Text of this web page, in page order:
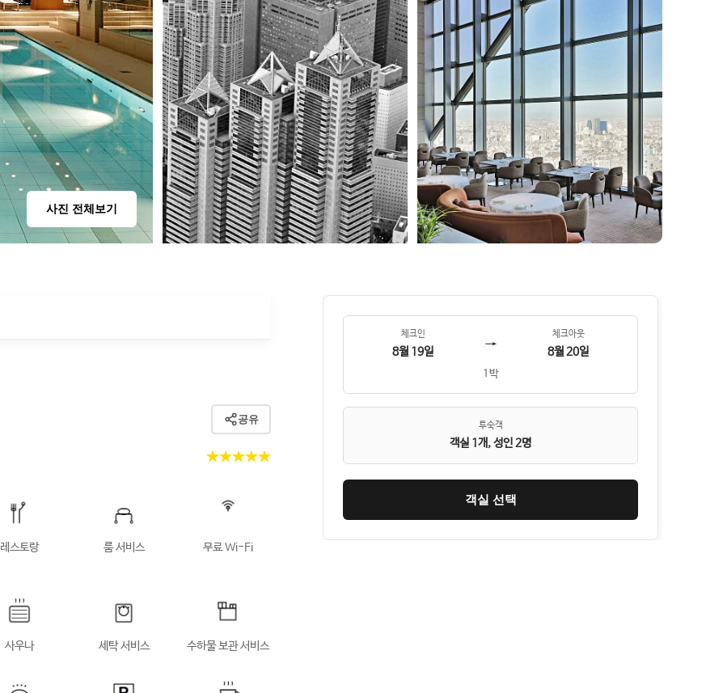
사진 전체보기
공유
★★★★★
레스토랑 룸 서비스 무료 Wi-Fi
사우나 세탁 서비스 수하물 보관 서비스
체크인
8월 19일
→
체크아웃
8월 20일
1박
투숙객
객실 1개, 성인 2명
객실 선택